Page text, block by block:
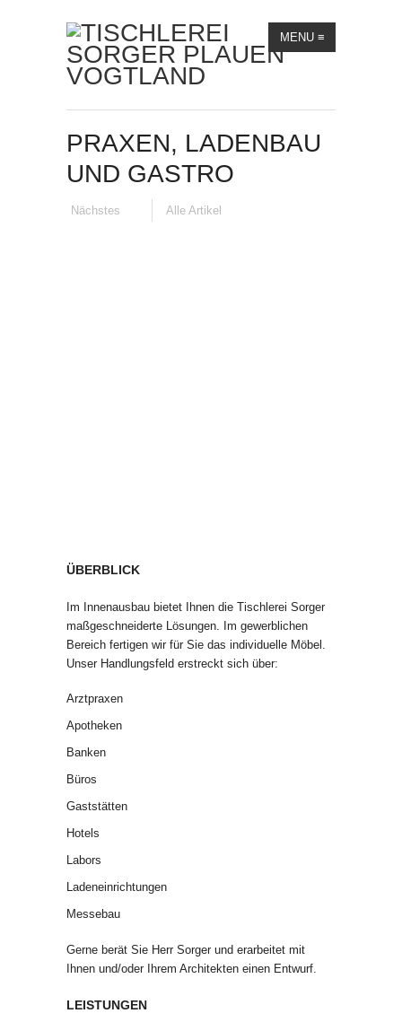
MENU ≡
PRAXEN, LADENBAU
UND GASTRO
Nächstes Alle Artikel
ÜBERBLICK
Im Innenausbau bietet Ihnen die Tischlerei Sorger
maßgeschneiderte Lösungen. Im gewerblichen
Bereich fertigen wir für Sie das individuelle Möbel.
Unser Handlungsfeld erstreckt sich über:
Arztpraxen
Apotheken
Banken
Büros
Gaststätten
Hotels
Labors
Ladeneinrichtungen
Messebau
Gerne berät Sie Herr Sorger und erarbeitet mit
Ihnen und/oder Ihrem Architekten einen Entwurf.
LEISTUNGEN